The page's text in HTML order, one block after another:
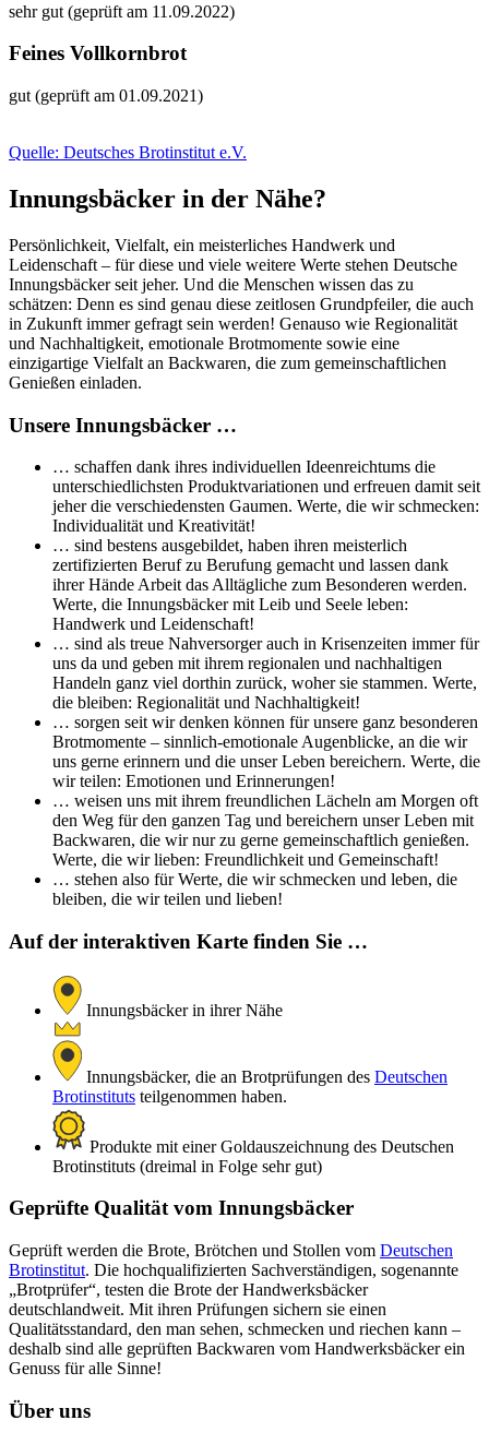
sehr gut (geprüft am 11.09.2022)
Feines Vollkornbrot
gut (geprüft am 01.09.2021)
Quelle: Deutsches Brotinstitut e.V.
Innungsbäcker in der Nähe?
Persönlichkeit, Vielfalt, ein meisterliches Handwerk und
Leidenschaft – für diese und viele weitere Werte stehen Deutsche
Innungsbäcker seit jeher. Und die Menschen wissen das zu
schätzen: Denn es sind genau diese zeitlosen Grundpfeiler, die auch
in Zukunft immer gefragt sein werden! Genauso wie Regionalität
und Nachhaltigkeit, emotionale Brotmomente sowie eine
einzigartige Vielfalt an Backwaren, die zum gemeinschaftlichen
Genießen einladen.
Unsere Innungsbäcker …
… schaffen dank ihres individuellen Ideenreichtums die
unterschiedlichsten Produktvariationen und erfreuen damit seit
jeher die verschiedensten Gaumen. Werte, die wir schmecken:
Individualität und Kreativität!
… sind bestens ausgebildet, haben ihren meisterlich
zertifizierten Beruf zu Berufung gemacht und lassen dank
ihrer Hände Arbeit das Alltägliche zum Besonderen werden.
Werte, die Innungsbäcker mit Leib und Seele leben:
Handwerk und Leidenschaft!
… sind als treue Nahversorger auch in Krisenzeiten immer für
uns da und geben mit ihrem regionalen und nachhaltigen
Handeln ganz viel dorthin zurück, woher sie stammen. Werte,
die bleiben: Regionalität und Nachhaltigkeit!
… sorgen seit wir denken können für unsere ganz besonderen
Brotmomente – sinnlich-emotionale Augenblicke, an die wir
uns gerne erinnern und die unser Leben bereichern. Werte, die
wir teilen: Emotionen und Erinnerungen!
… weisen uns mit ihrem freundlichen Lächeln am Morgen oft
den Weg für den ganzen Tag und bereichern unser Leben mit
Backwaren, die wir nur zu gerne gemeinschaftlich genießen.
Werte, die wir lieben: Freundlichkeit und Gemeinschaft!
… stehen also für Werte, die wir schmecken und leben, die
bleiben, die wir teilen und lieben!
Auf der interaktiven Karte finden Sie …
Innungsbäcker in ihrer Nähe
Innungsbäcker, die an Brotprüfungen des Deutschen
Brotinstituts teilgenommen haben.
Produkte mit einer Goldauszeichnung des Deutschen
Brotinstituts (dreimal in Folge sehr gut)
Geprüfte Qualität vom Innungsbäcker
Geprüft werden die Brote, Brötchen und Stollen vom Deutschen
Brotinstitut. Die hochqualifizierten Sachverständigen, sogenannte
„Brotprüfer“, testen die Brote der Handwerksbäcker
deutschlandweit. Mit ihren Prüfungen sichern sie einen
Qualitätsstandard, den man sehen, schmecken und riechen kann –
deshalb sind alle geprüften Backwaren vom Handwerksbäcker ein
Genuss für alle Sinne!
Über uns